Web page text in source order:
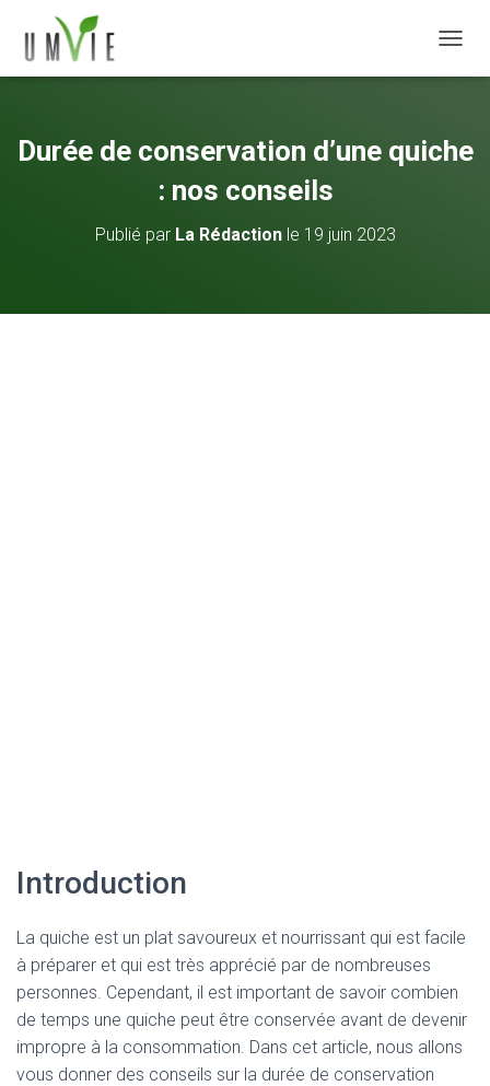
Durée de conservation d’une quiche
: nos conseils
Publié par La Rédactionle 19 juin 2023
Introduction
La quiche est un plat savoureux et nourrissant qui est facile
à préparer et qui est très apprécié par de nombreuses
personnes. Cependant, il est important de savoir combien
de temps une quiche peut être conservée avant de devenir
impropre à la consommation. Dans cet article, nous allons
vous donner des conseils sur la durée de conservation